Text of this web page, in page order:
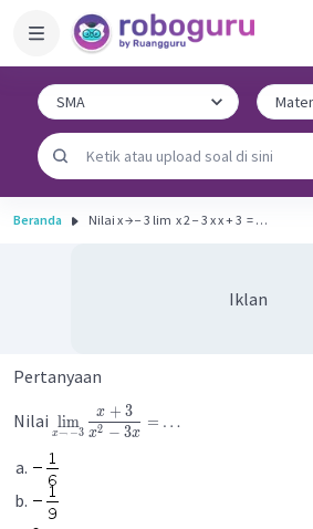
Beranda Nilai x → − 3 lim ​ x 2 − 3 x x + 3 ​ = …
Iklan
Pertanyaan
Nilai
x→ −3
lim
x2 − 3x
x + 3
= …